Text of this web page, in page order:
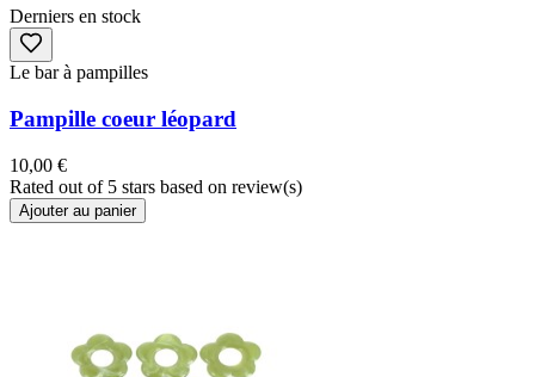
Derniers en stock
Le bar à pampilles
Pampille coeur léopard
10,00 €
Rated out of 5 stars based on review(s)
Ajouter au panier